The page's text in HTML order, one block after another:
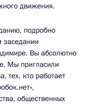
движения.
подробно
заседании
Вы абсолютно
Мы пригласили
тех, кто работает
общественных